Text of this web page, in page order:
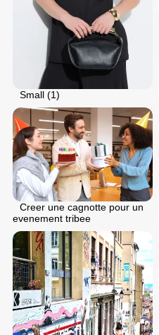
Small (1)
Creer une cagnotte pour un
evenement tribee